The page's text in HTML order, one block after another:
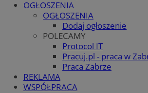
OGŁOSZENIA
OGŁOSZENIA
Dodaj ogłoszenie
POLECAMY
Protocol IT
Pracuj.pl - praca w
Praca Zabrze
REKLAMA
WSPÓŁPRACA